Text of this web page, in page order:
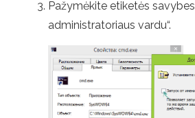
Pažymėkite etiketės savybes
administratoriaus vardu“.